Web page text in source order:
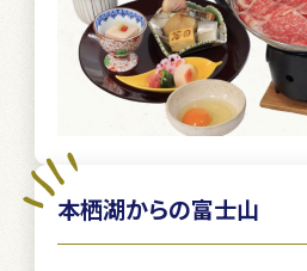
本栖湖からの富士山